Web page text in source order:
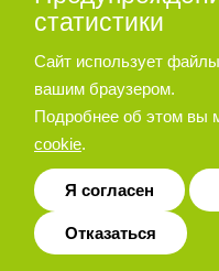
г. Москва,
статистики
Сайт использует
вашим браузером.
Подробнее об этом вы
cookie.
Я согласен
Отказаться